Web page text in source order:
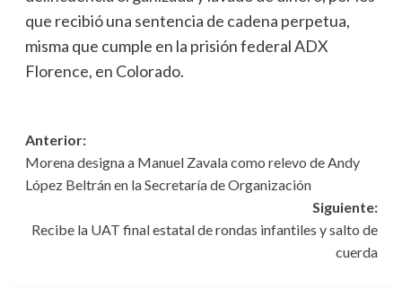
que recibió una sentencia de cadena perpetua,
misma que cumple en la prisión federal ADX
Florence, en Colorado.
Navegación
de
entradas
Anterior:
Morena designa a Manuel Zavala como relevo de Andy
López Beltrán en la Secretaría de Organización
Siguiente:
Recibe la UAT final estatal de rondas infantiles y salto de
cuerda